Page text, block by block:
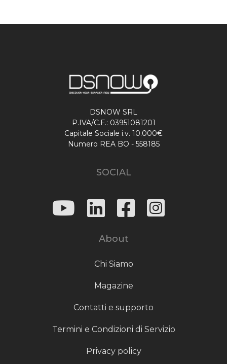
DSNOW SRL
P.IVA/C.F.: 03951081201
Capitale Sociale i.v. 10.000€
Numero REA BO - 558185
SOCIAL
About
Chi Siamo
Magazine
Contatti e supporto
Termini e Condizioni di Servizio
Privacy policy